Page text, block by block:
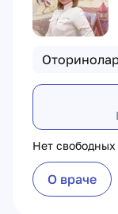
Нет свободных
О враче